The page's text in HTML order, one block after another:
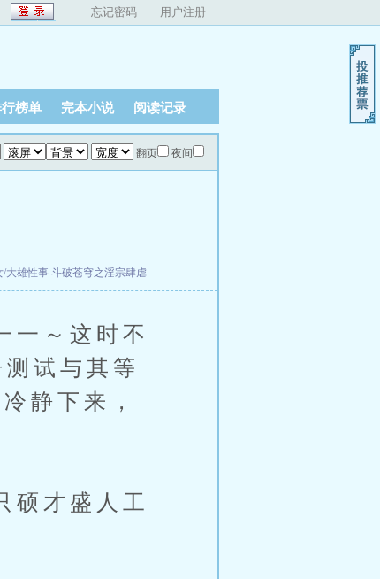
忘记密码 用户注册
榜单 完本小说 阅读记录
翻页 夜间
/大雄性事 斗破苍穹之淫宗肆虐
一～这时不
试与其等
静下来，
才盛人工